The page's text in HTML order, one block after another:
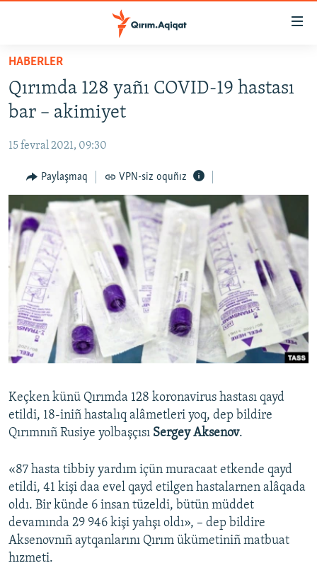
Esas
qaytmaq
Baş
qaytmaq
qaytmaq
HABERLER
SİYASET
CEMİYET
MEDENİYET
İNSAN AQLARI
VİDEO
SÜRET
BLOGLAR
FİKİR
Русский
Українською
QOŞULIÑIZ!
RFE/RS bütün saytları
HABERLER
Qırımda 128 yañı COVID-19 hastası
bar – akimiyet
15 fevral 2021, 09:30
Paylaşmaq VPN-siz oquñız
Keçken künü Qırımda 128 koronavirus hastası qayd
etildi, 18-iniñ hastalıq alâmetleri yoq, dep bildire
Qırımnıñ Rusiye yolbaşçısı Sergey Aksenov.
«87 hasta tibbiy yardım içün muracaat etkende qayd
etildi, 41 kişi daa evel qayd etilgen hastalarnen alâqada
oldı. Bir künde 6 insan tüzeldi, bütün müddet
devamında 29 946 kişi yahşı oldı», – dep bildire
Aksenovnıñ aytqanlarını Qırım ükümetiniñ matbuat
hızmeti.